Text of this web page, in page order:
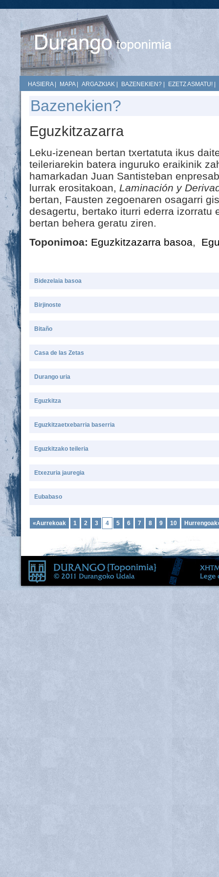
HASIERA| MAPA| ARGAZKIAK BAZENEKIEN? EZETZ ASMATU!
Bazenekien?
Eguzkitzazarra
Leku-izenean bertan txertatuta ikus
teileriarekin batera inguruko eraikinik
hamarkadan Juan Santisteban
lurrak erositakoan, Laminación y
bertan, Fausten zegoenaren osagarri
desagertu, bertako iturri ederra izorratu
bertan behera geratu ziren.
Toponimoa: Eguzkitzazarra basoa,
Bidezelaia basoa
Birjinoste
Bitaño
Casa de las Zetas
Durango uria
Eguzkitza
Eguzkitzaetxebarria baserria
Eguzkitzako teileria
Etxezuria jauregia
Eubabaso
«Aurrekoak 1 2 3 4 5 6 7 8 9 10